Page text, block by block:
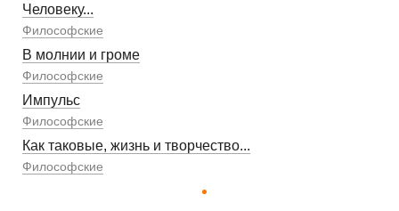
Человеку...
Философские
В молнии и громе
Философские
Импульс
Философские
Как таковые, жизнь и творчество...
Философские